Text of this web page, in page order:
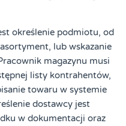
określenie podmiotu, od
lub wskazanie
magazynu musi
listy kontrahentów,
towaru w systemie
dostawcy jest
w dokumentacji oraz